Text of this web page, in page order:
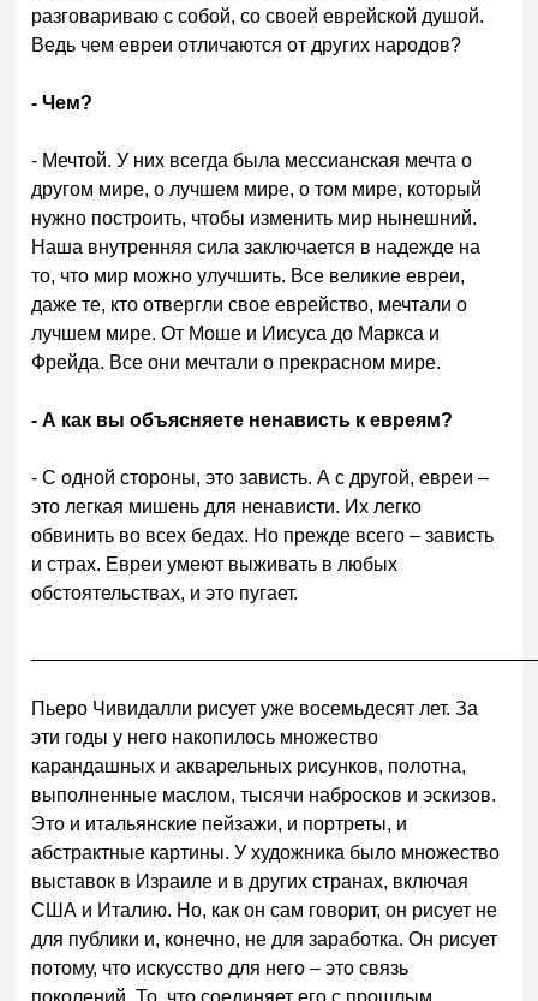
разговариваю с собой, со своей еврейской душой.
Ведь чем евреи отличаются от других народов?
- Чем?
- Мечтой. У них всегда была мессианская мечта о
другом мире, о лучшем мире, о том мире, который
нужно построить, чтобы изменить мир нынешний.
Наша внутренняя сила заключается в надежде на
то, что мир можно улучшить. Все великие евреи,
даже те, кто отвергли свое еврейство, мечтали о
лучшем мире. От Моше и Иисуса до Маркса и
Фрейда. Все они мечтали о прекрасном мире.
- А как вы объясняете ненависть к евреям?
- С одной стороны, это зависть. А с другой, евреи –
это легкая мишень для ненависти. Их легко
обвинить во всех бедах. Но прежде всего – зависть
и страх. Евреи умеют выживать в любых
обстоятельствах, и это пугает.
Пьеро Чивидалли рисует уже восемьдесят лет. За
эти годы у него накопилось множество
карандашных и акварельных рисунков, полотна,
выполненные маслом, тысячи набросков и эскизов.
Это и итальянские пейзажи, и портреты, и
абстрактные картины. У художника было множество
выставок в Израиле и в других странах, включая
США и Италию. Но, как он сам говорит, он рисует не
для публики и, конечно, не для заработка. Он рисует
потому, что искусство для него – это связь